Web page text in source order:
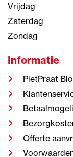
Vrijdag
Zaterdag
Zondag
Informatie
PietPraat
Offerte